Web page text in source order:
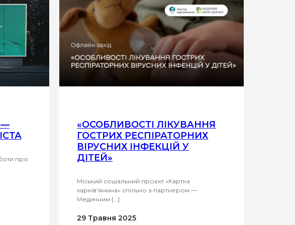
—
про
«ОСОБЛИВОСТІ ЛІКУВАННЯ
ГОСТРИХ РЕСПІРАТОРНИХ
ВІРУСНИХ ІНФЕКЦІЙ У
ДІТЕЙ»
Міський соціальний проєкт «Картка
харків’янина» спільно з партнером —
Медичним […]
29 Травня 2025